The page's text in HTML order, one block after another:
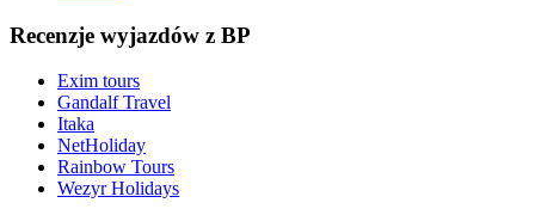
Recenzje wyjazdów z BP
Exim tours
Gandalf Travel
Itaka
NetHoliday
Rainbow Tours
Wezyr Holidays